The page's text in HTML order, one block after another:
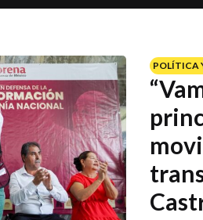
POLÍTICA